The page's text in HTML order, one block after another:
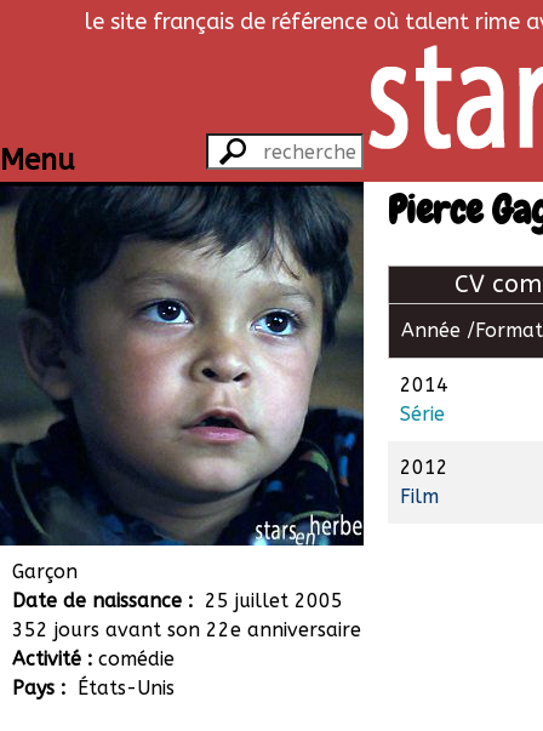
le site français de référence où talent rime
Menu
Pierce Gagnon
Garçon
Date de naissance : 25 juillet 2005
352 jours avant son 22e anniversaire
Activité : comédie
Pays : États-Unis
Pierce
CV
Année / Format
2014
Série
2012
Film